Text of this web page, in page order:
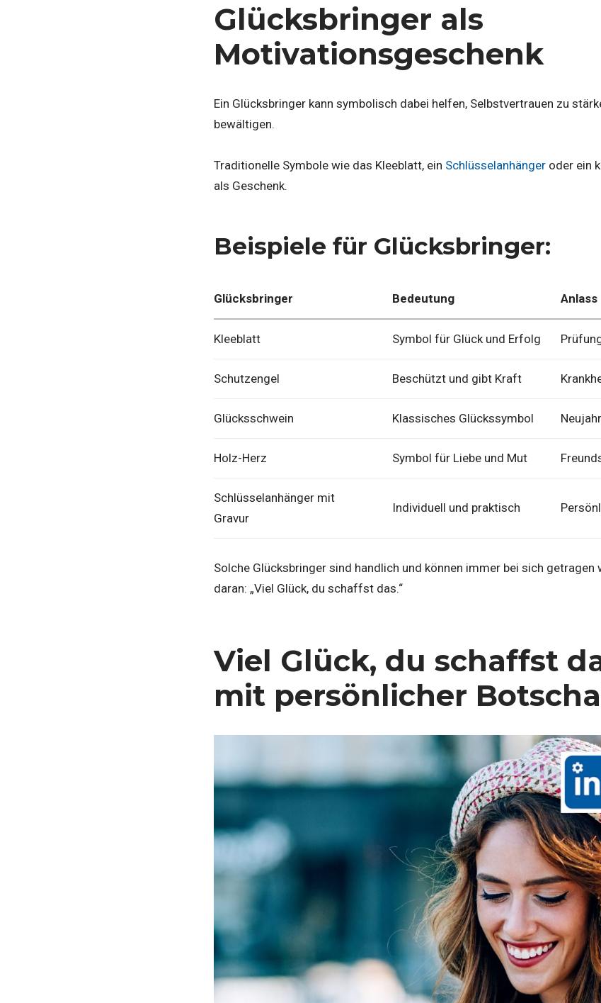
Glücksbringer als
Motivationsgeschenk
Ein Glücksbringer kann symbolisch dabei helfen, Selbstvertrauen zu
bewältigen.
Traditionelle Symbole wie das Kleeblatt, ein Schlüsselanhänger oder ein
als Geschenk.
Beispiele für Glücksbringer:
Glücksbringer Bedeutung Anlass
Kleeblatt Symbol für Glück und Erfolg
Schutzengel Beschützt und gibt Kraft
Glücksschwein Klassisches Glückssymbol
Holz-Herz Symbol für Liebe und Mut
Schlüsselanhänger mit
Gravur
Individuell und praktisch
Solche Glücksbringer sind handlich und können immer bei sich getragen
daran: „Viel Glück, du schaffst das.“
Viel Glück, du schaffst
mit persönlicher